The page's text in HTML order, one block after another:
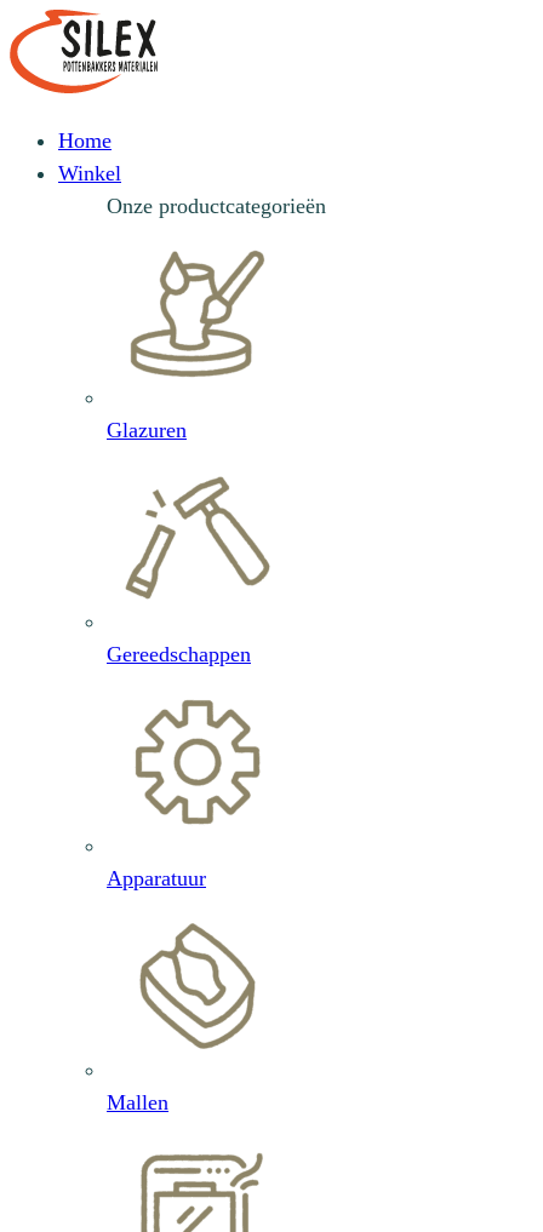
Home
Winkel
Onze productcategorieën
Glazuren
Gereedschappen
Apparatuur
Mallen